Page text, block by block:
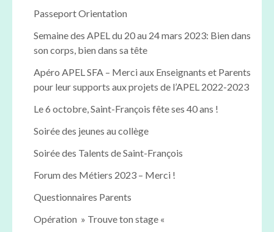
Passeport Orientation
Semaine des APEL du 20 au 24 mars 2023: Bien dans
son corps, bien dans sa tête
Apéro APEL SFA – Merci aux Enseignants et Parents
pour leur supports aux projets de l’APEL 2022-2023
Le 6 octobre, Saint-François fête ses 40 ans !
Soirée des jeunes au collège
Soirée des Talents de Saint-François
Forum des Métiers 2023 – Merci !
Questionnaires Parents
Opération » Trouve ton stage «